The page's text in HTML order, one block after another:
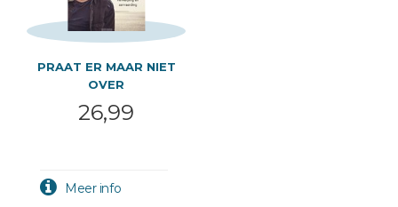
PRAAT ER MAAR NIET
OVER
26,99